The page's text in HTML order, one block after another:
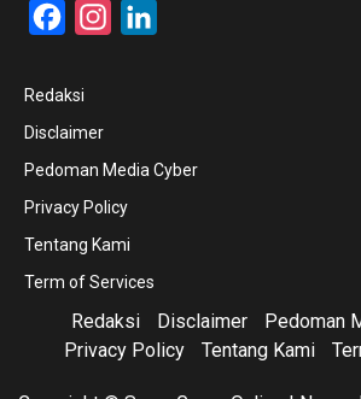
FacebookInstagram
Redaksi
Disclaimer
Pedoman Media Cyber
Privacy Policy
Tentang Kami
Term of Services
Redaksi Disclaimer
Pedoman
Privacy Policy
Tentang Kami